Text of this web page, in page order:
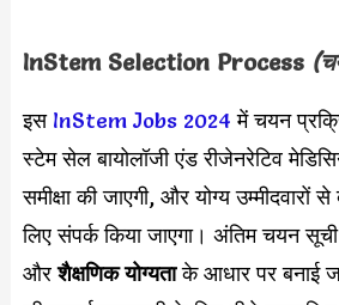
InStem Selection Process
इस InStem Jobs 2024 में चयन
स्टेम सेल बायोलॉजी एंड रीजेनरेटिव
समीक्षा की जाएगी, और योग्य उम्मीदवारों
लिए संपर्क किया जाएगा। अंतिम चयन
औरशैक्षणिक योग्यताके आधार पर बनाई